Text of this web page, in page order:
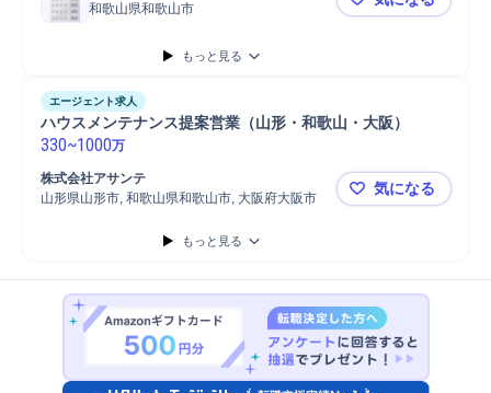
和歌山県和歌山市
【和歌山】
もっと見る
エージェント求人
ハウスメンテナンス提案営業（山形・和歌山・大阪）
330~1000万
株式会社アサンテ
山形県山形市, 和歌山県和歌山市, 大阪府大阪市
ハウスメン
気になる
もっと見る